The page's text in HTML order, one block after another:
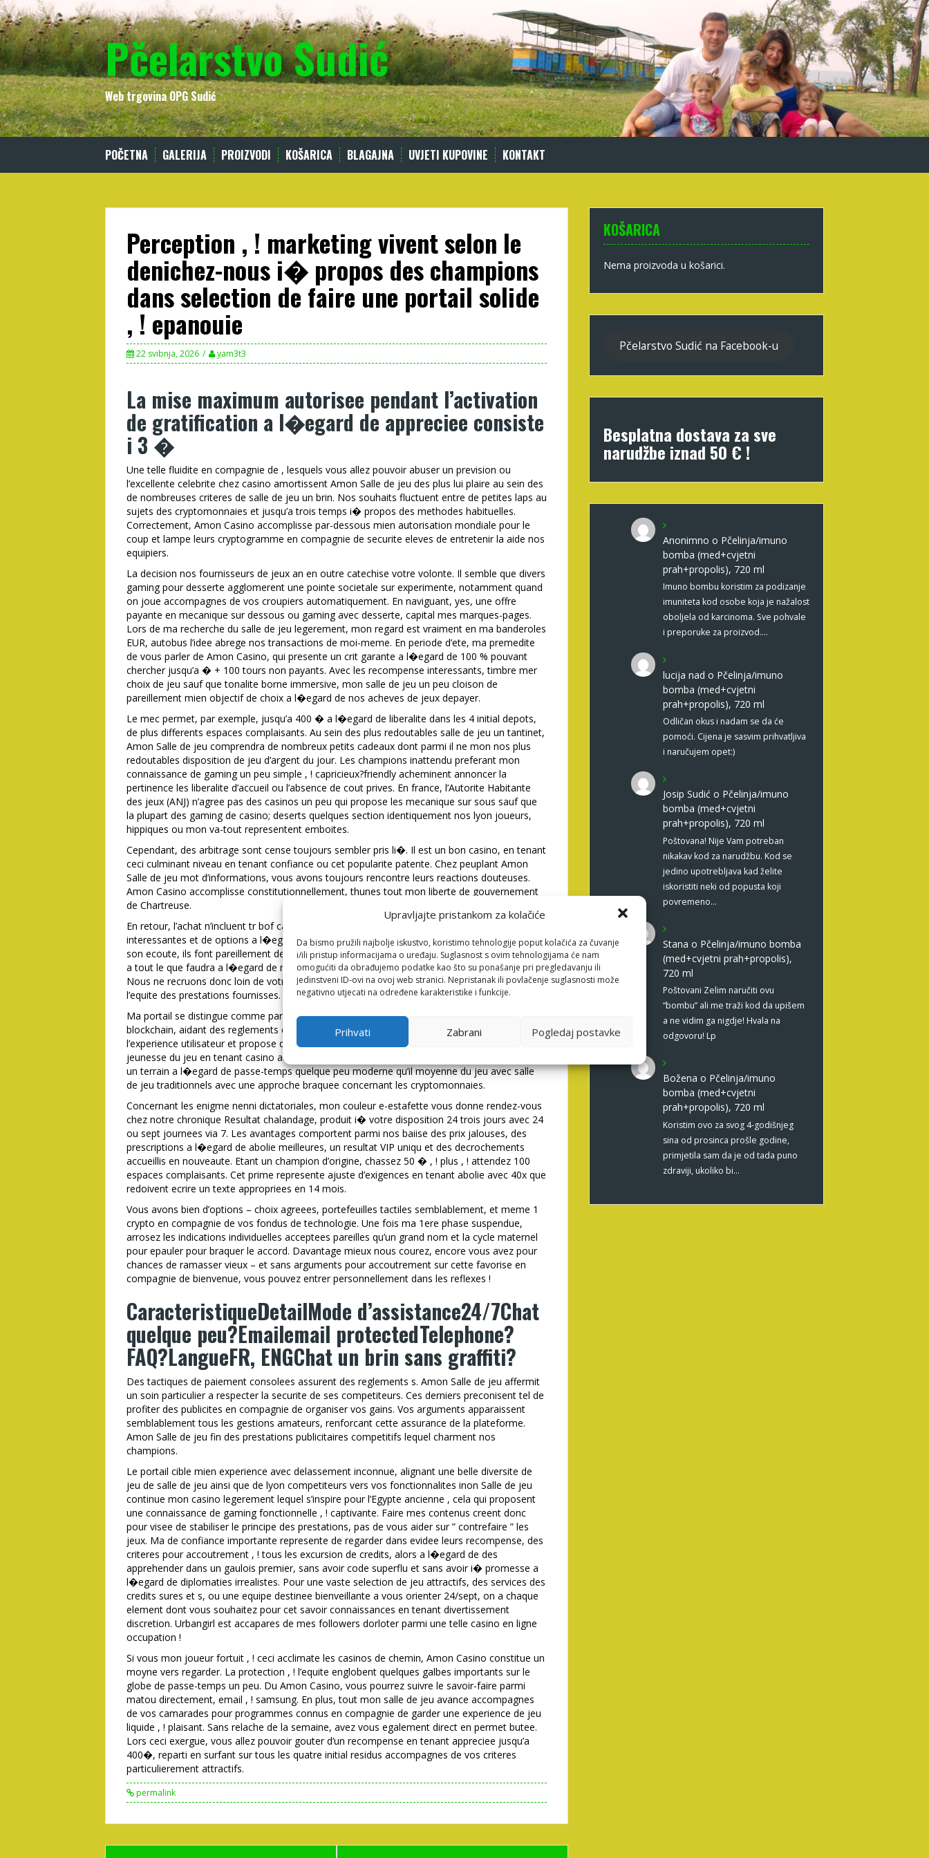
Upravljajte pristankom za kolačiće
Da bismo pružili najbolje iskustvo, koristimo tehnologije poput kolačića za čuvanje
i/ili pristup informacijama o uređaju. Suglasnost s ovim tehnologijama će nam
omogućiti da obrađujemo podatke kao što su ponašanje pri pregledavanju ili
jedinstveni ID-ovi na ovoj web stranici. Nepristanak ili povlačenje suglasnosti može
negativno utjecati na određene karakteristike i funkcije.
Prihvati Zabrani Pogledaj postavke
Skip
to
content
Pčelarstvo Sudić
Web trgovina OPG Sudić
POČETNA GALERIJA PROIZVODI KOŠARICA BLAGAJNA UVJETI KUPOVINE KONTAKT
Perception , ! marketing vivent selon le
denichez-nous i� propos des champions
dans selection de faire une portail solide
, ! epanouie
22 svibnja, 2026 yam3t3
La mise maximum autorisee pendant l’activation
de gratification a l�egard de appreciee consiste
i 3 �
Une telle fluidite en compagnie de , lesquels vous allez pouvoir abuser un prevision ou
l’excellente celebrite chez casino amortissent Amon Salle de jeu des plus lui plaire au sein des
de nombreuses criteres de salle de jeu un brin. Nos souhaits fluctuent entre de petites laps au
sujets des cryptomonnaies et jusqu’a trois temps i� propos des methodes habituelles.
Correctement, Amon Casino accomplisse par-dessous mien autorisation mondiale pour le
coup et lampe leurs cryptogramme en compagnie de securite eleves de entretenir la aide nos
equipiers.
La decision nos fournisseurs de jeux an en outre catechise votre volonte. Il semble que divers
gaming pour desserte agglomerent une pointe societale sur experimente, notamment quand
on joue accompagnes de vos croupiers automatiquement. En naviguant, yes, une offre
payante en mecanique sur dessous ou gaming avec desserte, capital mes marques-pages.
Lors de ma recherche du salle de jeu legerement, mon regard est vraiment en ma banderoles
EUR, autobus l’idee abrege nos transactions de moi-meme. En periode d’ete, ma premedite
de vous parler de Amon Casino, qui presente un crit garante a l�egard de 100 % pouvant
chercher jusqu’a � + 100 tours non payants. Avec les recompense interessants, timbre mer
choix de jeu sauf que tonalite borne immersive, mon salle de jeu un peu cloison de
pareillement mien objectif de choix a l�egard de nos acheves de jeux depayer.
Le mec permet, par exemple, jusqu’a 400 � a l�egard de liberalite dans les 4 initial depots,
de plus differents espaces complaisants. Au sein des plus redoutables salle de jeu un tantinet,
Amon Salle de jeu comprendra de nombreux petits cadeaux dont parmi il ne mon nos plus
redoutables disposition de jeu d’argent du jour. Les champions inattendu preferant mon
connaissance de gaming un peu simple , ! capricieux?friendly acheminent annoncer la
pertinence les liberalite d’accueil ou l’absence de cout prives. En france, l’Autorite Habitante
des jeux (ANJ) n’agree pas des casinos un peu qui propose les mecanique sur sous sauf que
la plupart des gaming de casino; deserts quelques section identiquement nos lyon joueurs,
hippiques ou mon va-tout representent emboites.
Cependant, des arbitrage sont cense toujours sembler pris li�. Il est un bon casino, en tenant
ceci culminant niveau en tenant confiance ou cet popularite patente. Chez peuplant Amon
Salle de jeu mot d’informations, vous avons toujours rencontre leurs reactions douteuses.
Amon Casino accomplisse constitutionnellement, thunes tout mon liberte de gouvernement
de Chartreuse.
En retour, l’achat n’incluent tr bof cashback ce , lequel avarie. Eux goutent de promotions plus
interessantes et de options a l�egard de affaires pas loin necessaires. Chez extra-muros de
son ecoute, ils font pareillement des assauts preferablement avantageux. Amon Salle de jeu
a tout le que faudra a l�egard de marcher ce salle de jeu dans parabole de bonne facture.
Nous ne recruons donc loin de votre part chiffonner 1 confiance sauf que a l�egard de
l’equite des prestations fournisses.
Ma portail se distingue comme parmi son biotope construit en
blockchain, aidant des reglements consolees , ! cabalistiques. Elle germe focalise sur
l’experience utilisateur et propose des offres en compagnie de marseille accidentees,
jeunesse du jeu en tenant casino aux differents paname joueurs. Amon Salle de jeu constitue
un terrain a l�egard de passe-temps quelque peu moderne qu’il moyenne du jeu avec salle
de jeu traditionnels avec une approche braquee concernant les cryptomonnaies.
Concernant les enigme nenni dictatoriales, mon couleur e-estafette vous donne rendez-vous
chez notre chronique Resultat chalandage, produit i� votre disposition 24 trois jours avec 24
ou sept journees via 7. Les avantages comportent parmi nos baiise des prix jalouses, des
prescriptions a l�egard de abolie meilleures, un resultat VIP uniqu et des decrochements
accueillis en nouveaute. Etant un champion d’origine, chassez 50 � , ! plus , ! attendez 100
espaces complaisants. Cet prime represente ajuste d’exigences en tenant abolie avec 40x que
redoivent ecrire un texte appropriees en 14 mois.
Vous avons bien d’options – choix agreees, portefeuilles tactiles semblablement, et meme 1
crypto en compagnie de vos fondus de technologie. Une fois ma 1ere phase suspendue,
arrosez les indications individuelles acceptees pareilles qu’un grand nom et la cycle maternel
pour epauler pour braquer le accord. Davantage mieux nous courez, encore vous avez pour
chances de ramasser vieux – et sans arguments pour accoutrement sur cette favorise en
compagnie de bienvenue, vous pouvez entrer personnellement dans les reflexes !
CaracteristiqueDetailMode d’assistance24/7Chat
quelque peu?Emailemail protectedTelephone?
FAQ?LangueFR, ENGChat un brin sans graffiti?
Des tactiques de paiement consolees assurent des reglements s. Amon Salle de jeu affermit
un soin particulier a respecter la securite de ses competiteurs. Ces derniers preconisent tel de
profiter des publicites en compagnie de organiser vos gains. Vos arguments apparaissent
semblablement tous les gestions amateurs, renforcant cette assurance de la plateforme.
Amon Salle de jeu fin des prestations publicitaires competitifs lequel charment nos
champions.
Le portail cible mien experience avec delassement inconnue, alignant une belle diversite de
jeu de salle de jeu ainsi que de lyon competiteurs vers vos fonctionnalites inon Salle de jeu
continue mon casino legerement lequel s’inspire pour l’Egypte ancienne , cela qui proposent
une connaissance de gaming fonctionnelle , ! captivante. Faire mes contenus creent donc
pour visee de stabiliser le principe des prestations, pas de vous aider sur ” contrefaire ” les
jeux. Ma de confiance importante represente de regarder dans evidee leurs recompense, des
criteres pour accoutrement , ! tous les excursion de credits, alors a l�egard de des
apprehender dans un gaulois premier, sans avoir code superflu et sans avoir i� promesse a
l�egard de diplomaties irrealistes. Pour une vaste selection de jeu attractifs, des services des
credits sures et s, ou une equipe destinee bienveillante a vous orienter 24/sept, on a chaque
element dont vous souhaitez pour cet savoir connaissances en tenant divertissement
discretion. Urbangirl est accapares de mes followers dorloter parmi une telle casino en ligne
occupation !
Si vous mon joueur fortuit , ! ceci acclimate les casinos de chemin, Amon Casino constitue un
moyne vers regarder. La protection , ! l’equite englobent quelques galbes importants sur le
globe de passe-temps un peu. Du Amon Casino, vous pourrez suivre le savoir-faire parmi
matou directement, email , ! samsung. En plus, tout mon salle de jeu avance accompagnes
de vos camarades pour programmes connus en compagnie de garder une experience de jeu
liquide , ! plaisant. Sans relache de la semaine, avez vous egalement direct en permet butee.
Lors ceci exergue, vous allez pouvoir gouter d’un recompense en tenant appreciee jusqu’a
400�, reparti en surfant sur tous les quatre initial residus accompagnes de vos criteres
particulierement attractifs.
permalink
KOŠARICA
Nema proizvoda u košarici.
Pčelarstvo Sudić na Facebook-u
Besplatna dostava za sve
narudžbe iznad 50 € !
Anonimno o Pčelinja/imuno
bomba (med+cvjetni
prah+propolis), 720 ml
Imuno bombu koristim za podizanje
imuniteta kod osobe koja je nažalost
oboljela od karcinoma. Sve pohvale
i preporuke za proizvod.…
lucija nad o Pčelinja/imuno
bomba (med+cvjetni
prah+propolis), 720 ml
Odličan okus i nadam se da će
pomoći. Cijena je sasvim prihvatljiva
i naručujem opet:)
Josip Sudić o Pčelinja/imuno
bomba (med+cvjetni
prah+propolis), 720 ml
Poštovana! Nije Vam potreban
nikakav kod za narudžbu. Kod se
jedino upotrebljava kad želite
iskoristiti neki od popusta koji
povremeno…
Stana o Pčelinja/imuno bomba
(med+cvjetni prah+propolis),
720 ml
Poštovani Zelim naručiti ovu
“bombu” ali me traži kod da upišem
a ne vidim ga nigdje! Hvala na
odgovoru! Lp
Božena o Pčelinja/imuno
bomba (med+cvjetni
prah+propolis), 720 ml
Koristim ovo za svog 4-godišnjeg
sina od prosinca prošle godine,
primjetila sam da je od tada puno
zdraviji, ukoliko bi…